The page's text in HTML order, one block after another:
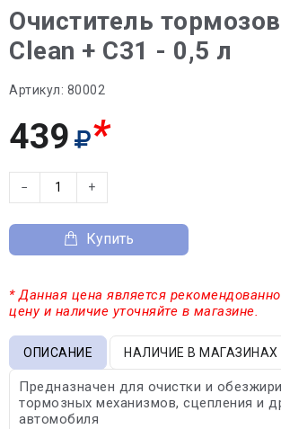
Очиститель
Clean + C31 - 0,5 л
Артикул: 80002
439 *
− +
Купить
* Данная цена является
цену и наличие уточняйте в магазине.
ОПИСАНИЕ НАЛИЧИЕ В МАГАЗИНАХ
Предназначен для очистки и
тормозных механизмов, сцепления и
автомобиля